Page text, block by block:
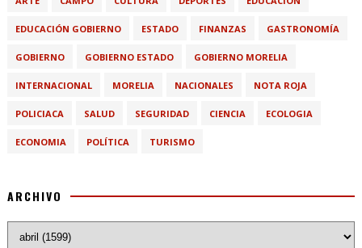
EDUCACIÓN GOBIERNO ESTADO FINANZAS GASTRONOMÍA
GOBIERNO GOBIERNO ESTADO GOBIERNO MORELIA
INTERNACIONAL MORELIA NACIONALES NOTA ROJA
POLICIACA SALUD SEGURIDAD CIENCIA ECOLOGIA
ECONOMIA POLÍTICA TURISMO
ARCHIVO